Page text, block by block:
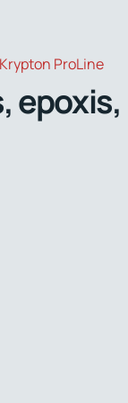
ProLine